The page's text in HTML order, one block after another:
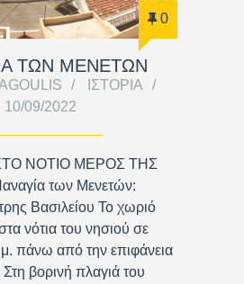
0
ΤΩΝ ΜΕΝΕΤΩΝ
ΙΣΤΟΡΊΑ
10/09/2022
ΝΟΤΙΟ ΜΕΡΟΣ ΤΗΣ
των Μενετών:
Βασιλείου Το χωριό
νότια του νησιού σε
πάνω από την επιφάνεια
βορινή πλαγιά του